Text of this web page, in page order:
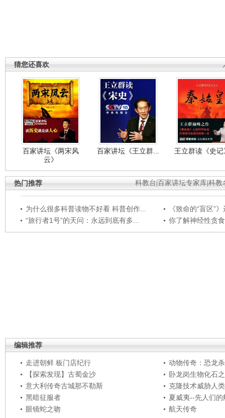
猜您还喜欢
百家讲坛《两宋风
云》
百家讲坛《王立群... 王立群读《史
科教台 百家讲坛专家库 科教
热门推荐
为什么很多科普读物不好看 科普创作...
《致命的“盲区”
“旅行者1号”的天问：永远到底有多...
你了解神经性贪
编辑推荐
走进朝鲜 板门店纪行
动物传奇：恐龙
【探索发现】古蜀金沙
卧龙岗生物化石
意大利传奇古城那不勒斯
克隆技术威胁人
黑暗征服者
夏威夷--先人们的
眼镜蛇之吻
航天传奇